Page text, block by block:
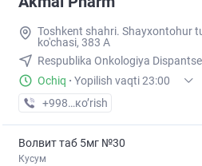
Toshkent shahri. Shayxontohur
ko'chasi, 383 A
Respublika Onkologiya
Ochiq · Yopilish vaqti 23:00
+998 (99) XXX-XX-XX
кo’rish
Волвит таб 5мг №30
Кусум